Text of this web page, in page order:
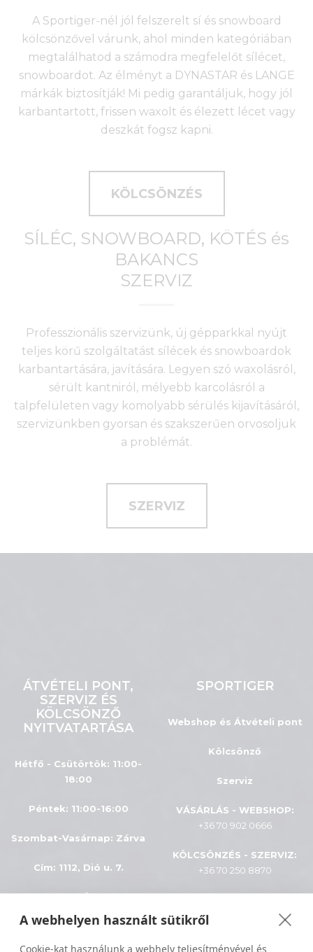
A Sportiger-nél jól felszerelt sí és snowboard
kölcsönzővel várunk, ahol minden kategóriában
megtalálhatod a számodra megfelelőt sílécet,
snowboardot. Az élményt a DYNASTAR és LANGE
márkák biztosítják! Mi pedig garantáljuk, hogy jól
karbantartott, frissen waxolt és élezett lécet vagy
deszkát fogsz kapni.
KÖLCSÖNZÉS
SÍLÉC, SNOWBOARD, KÖTÉS és
BAKANCS
SZERVIZ
Professzionális szervizünk, új gépparkkal nyújt
teljes körű szolgáltatást sílécek és snowboardok
karbantartására, javítására. Legyen szó waxolásról,
sérült kantniról, mélyebb karcolásról a
talpfelületen vagy komolyabb sérülés kijavításáról,
szervizünkben gyorsan és szakszerűen orvosoljuk
a problémát.
SZERVIZ
ÁTVÉTELI PONT,
SZERVIZ ÉS
KÖLCSÖNZŐ
NYITVATARTÁSA
Hétfő - Csütörtök: 11:00-
18:00
Péntek: 11:00-16:00
Szombat-Vasárnap: Zárva
Cím: 1112, Dió u. 7.
SPORTIGER
Webshop és Átvételi pont
Kölcsönző
Szerviz
VÁSÁRLÁS - WEBSHOP:
+36 70 902 0666
KÖLCSÖNZÉS - SZERVIZ:
+36 70 250 8870
A webhelyen használt sütikről
Cookie-kat használunk a webhely teljesítményével és